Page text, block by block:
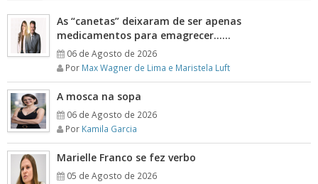
As “canetas” deixaram de ser apenas
medicamentos para emagrecer……
06 de Agosto de 2026
Por Max Wagner de Lima e Maristela Luft
A mosca na sopa
06 de Agosto de 2026
Por Kamila Garcia
Marielle Franco se fez verbo
05 de Agosto de 2026